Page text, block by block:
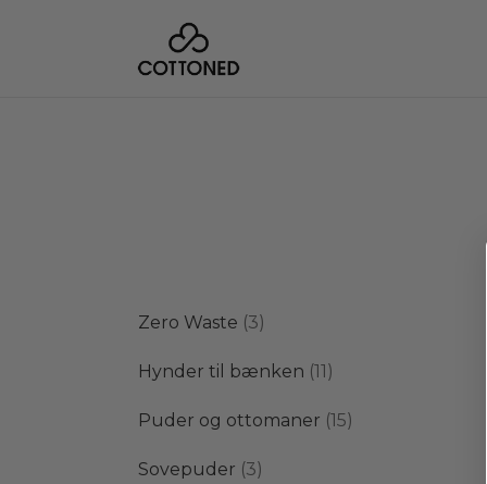
Zero Waste 33
Hynder til bænken 1111
Puder og ottomaner 1515
Sovepuder 33